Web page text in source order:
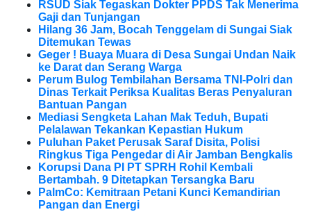
RSUD Siak Tegaskan Dokter PPDS Tak Menerima
Gaji dan Tunjangan
Hilang 36 Jam, Bocah Tenggelam di Sungai Siak
Ditemukan Tewas
Geger ! Buaya Muara di Desa Sungai Undan Naik
ke Darat dan Serang Warga
Perum Bulog Tembilahan Bersama TNI-Polri dan
Dinas Terkait Periksa Kualitas Beras Penyaluran
Bantuan Pangan
Mediasi Sengketa Lahan Mak Teduh, Bupati
Pelalawan Tekankan Kepastian Hukum
Puluhan Paket Perusak Saraf Disita, Polisi
Ringkus Tiga Pengedar di Air Jamban Bengkalis
Korupsi Dana PI PT SPRH Rohil Kembali
Bertambah. 9 Ditetapkan Tersangka Baru
PalmCo: Kemitraan Petani Kunci Kemandirian
Pangan dan Energi